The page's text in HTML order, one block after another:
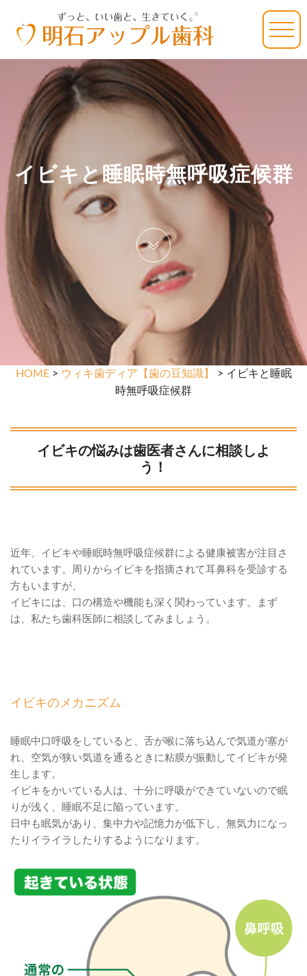
イビキと睡眠時無呼吸症候群
HOME> ウィキ歯ディア【歯の豆知識】
> イビキと睡眠
時無呼吸症候群
イビキの悩みは歯医者さんに相談しよ
う！
近年、イビキや睡眠時無呼吸症候群による健康被害が注目さ
れています。周りからイビキを指摘されて耳鼻科を受診する
方もいますが、
イビキには、口の構造や機能も深く関わっています。まず
は、私たち歯科医師に相談してみましょう。
イビキのメカニズム
睡眠中口呼吸をしていると、舌が喉に落ち込んで気道が塞が
れ、空気が狭い気道を通るときに粘膜が振動してイビキが発
生します。
イビキをかいている人は、十分に呼吸ができていないので眠
りが浅く、睡眠不足に陥っています。
日中も眠気があり、集中力や記憶力が低下し、無気力になっ
たりイライラしたりするようになります。